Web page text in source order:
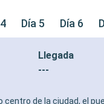
Día 5 Día 6
Llegada
---
de la ciudad, el